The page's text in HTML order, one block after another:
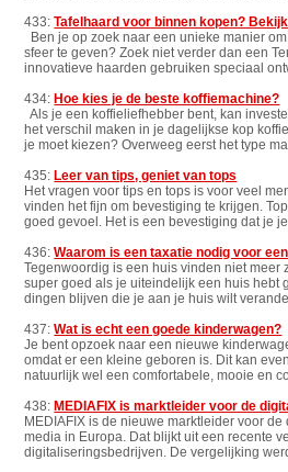
433:Tafelhaard voor binnen kopen?
Ben je op zoek naar een unieke manier
sfeer te geven? Zoek niet verder dan een
innovatieve haarden gebruiken speciaal
434:Hoe kies je de beste koffiemachine?
Als je een koffieliefhebber bent, kan
het verschil maken in je dagelijkse kop
je moet kiezen? Overweeg eerst het type
435:Leer van tips, geniet van tops
Het vragen voor tips en tops is voor veel
vinden het fijn om bevestiging te krijgen.
goed gevoel. Het is een bevestiging dat je
436:Waarom is een taxatie nodig voor
Tegenwoordig is een huis vinden niet meer
super goed als je uiteindelijk een huis hebt
dingen blijven die je aan je huis wilt
437:Wat is echt een goede kinderwagen?
Je bent opzoek naar een nieuwe
omdat er een kleine geboren is. Dit kan
natuurlijk wel een comfortabele, mooie en
438:MEDIAFIX is marktleider voor de
MEDIAFIX is de nieuwe marktleider voor
media in Europa. Dat blijkt uit een recente
digitaliseringsbedrijven. De vergelijking